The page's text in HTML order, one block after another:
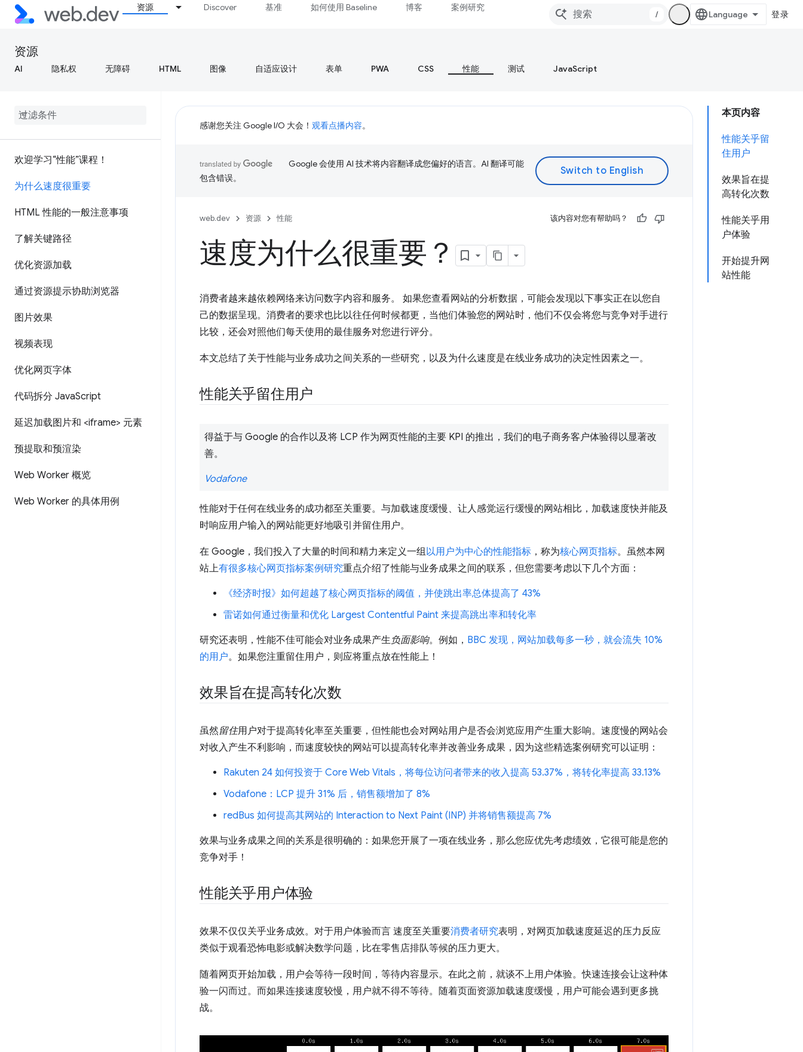
资源 Discover 基准 如何使用 Baseline 博客 案例研究
/ 登录
资源
AI 隐私权 无障碍 HTML 图像 自适应设计 表单 PWA CSS 性能 测试 JavaScript
欢迎学习“性能”课程！
为什么速度很重要
HTML 性能的一般注意事项
了解关键路径
优化资源加载
通过资源提示协助浏览器
图片效果
视频表现
优化网页字体
代码拆分 JavaScript
延迟加载图片和 <iframe> 元素
预提取和预渲染
Web Worker 概览
Web Worker 的具体用例
本页内容
性能关乎留
住用户
效果旨在提
高转化次数
性能关乎用
户体验
开始提升网
站性能
感谢您关注 Google I/O 大会！ 观看点播内容。
Google 会使用 AI 技术将内容翻译成您偏好的语言。AI 翻译可能
包含错误。
web.dev 资源 性能 该内容对您有帮助吗？
速度为什么很重要？
消费者越来越依赖网络来访问数字内容和服务。 如果您查看网站的分析数据，可能会发现以下事实正在以您自
己的数据呈现。消费者的要求也比以往任何时候都更，当他们体验您的网站时，他们不仅会将您与竞争对手进行
比较，还会对照他们每天使用的最佳服务对您进行评分。
本文总结了关于性能与业务成功之间关系的一些研究，以及为什么速度是在线业务成功的决定性因素之一。
性能关乎留住用户
得益于与 Google 的合作以及将 LCP 作为网页性能的主要 KPI 的推出，我们的电子商务客户体验得以显著改
善。
Vodafone
性能对于任何在线业务的成功都至关重要。与加载速度缓慢、让人感觉运行缓慢的网站相比，加载速度快并能及
时响应用户输入的网站能更好地吸引并留住用户。
在 Google，我们投入了大量的时间和精力来定义一组以用户为中心的性能指标 ，称为核心网页指标。虽然本网
站上有很多核心网页指标案例研究重点介绍了性能与业务成果之间的联系，但您需要考虑以下几个方面：
《经济时报》如何超越了核心网页指标的阈值，并使跳出率总体提高了 43%
雷诺如何通过衡量和优化 Largest Contentful Paint 来提高跳出率和转化率
研究还表明，性能不佳可能会对业务成果产生负面影响。例如， BBC 发现，网站加载每多一秒，就会流失 10%
的用户。如果您注重留住用户，则应将重点放在性能上！
效果旨在提高转化次数
虽然留住用户对于提高转化率至关重要，但性能也会对网站用户是否会浏览应用产生重大影响。速度慢的网站会
对收入产生不利影响，而速度较快的网站可以提高转化率并改善业务成果，因为这些精选案例研究可以证明：
Rakuten 24 如何投资于 Core Web Vitals，将每位访问者带来的收入提高 53.37%，将转化率提高 33.13%
Vodafone：LCP 提升 31% 后，销售额增加了 8%
redBus 如何提高其网站的 Interaction to Next Paint (INP) 并将销售额提高 7%
效果与业务成果之间的关系是很明确的：如果您开展了一项在线业务，那么您应优先考虑绩效，它很可能是您的
竞争对手！
性能关乎用户体验
效果不仅仅关乎业务成效。对于用户体验而言 速度至关重要消费者研究表明，对网页加载速度延迟的压力反应
类似于观看恐怖电影或解决数学问题，比在零售店排队等候的压力更大。
随着网页开始加载，用户会等待一段时间，等待内容显示。在此之前，就谈不上用户体验。快速连接会让这种体
验一闪而过。而如果连接速度较慢，用户就不得不等待。随着页面资源加载速度缓慢，用户可能会遇到更多挑
战。